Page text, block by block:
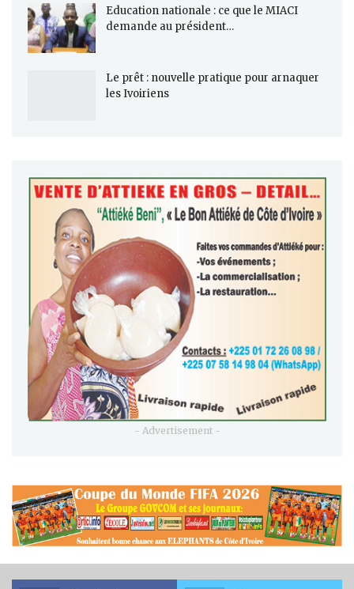
Education nationale : ce que le MIACI
demande au président…
Le prêt : nouvelle pratique pour arnaquer
les Ivoiriens
- Advertisement -